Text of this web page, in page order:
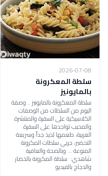
2026-07-08
سلطة المعكرونة
بالمايونيز
سلطة المعكرونة بالمايونيز .. وصفة
اليوم من السلطات من الوصفات
الكلاسيكية على السفرة والمنتشرة
والمحبب تواجدها على السفرة
العربية، طعمها لذيذ جداً وسريعة
التحضير، جربي سلطات المكرونة
المنوعة ... وبالصحة والعافية
شاهدي: سلطة المكرونة بالخضار
والدجاج بالفيديو